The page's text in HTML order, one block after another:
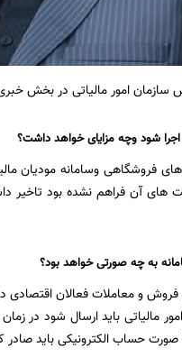
مالیاتی در بخش خبری ۲۱ به سوالات زیر پاسخ
اجرا شود وچه مزایای خواهد داشت؟
های فروشگاهی وسامانه مودیان
های آن فراهم نشده بود
به چه صورتی خواهد بود؟
و معاملات فعالان
باید ارسال شود در زمان
صورت حساب الکترونیکی باید